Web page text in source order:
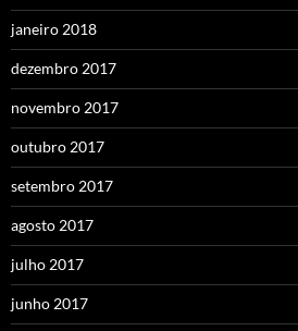
janeiro 2018
dezembro 2017
novembro 2017
outubro 2017
setembro 2017
agosto 2017
julho 2017
junho 2017